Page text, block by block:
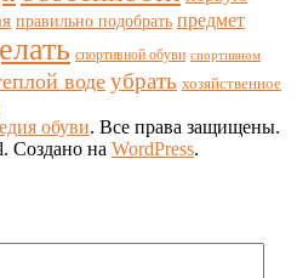
правильно подобрать предмет
спортивной обуви спортивном
воде убрать хозяйственное
обуви. Все права защищены.
Создано на WordPress.